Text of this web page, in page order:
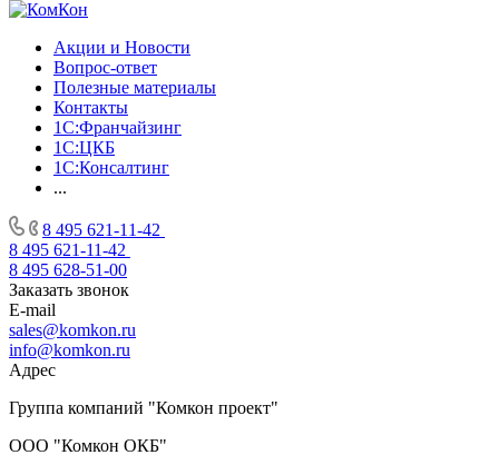
Акции и Новости
Вопрос-ответ
Полезные материалы
Контакты
1С:Франчайзинг
1C:ЦКБ
1С:Консалтинг
...
8 495 621-11-42
8 495 621-11-42
8 495 628-51-00
Заказать звонок
E-mail
sales@komkon.ru
info@komkon.ru
Адрес
Группа компаний "Комкон проект"
ООО "Комкон ОКБ"